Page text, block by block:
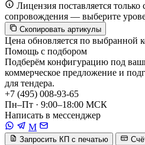
Лицензия поставляется только
сопровождения — выберите
Скопировать артикулы
Цена обновляется по выбранной
Помощь с подбором
Подберём конфигурацию под
коммерческое предложение и
для тендера.
+7 (495) 008-93-65
Пн–Пт · 9:00–18:00 МСК
Написать в мессенджер
M
Запросить КП с печатью